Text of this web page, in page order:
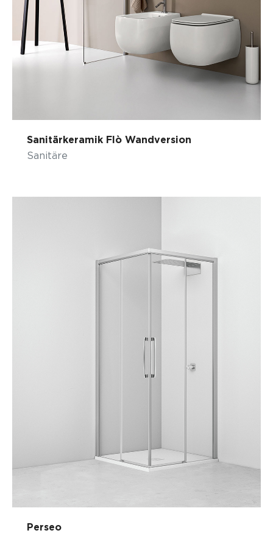
Sanitärkeramik Flò Wandversion
Sanitäre
Perseo